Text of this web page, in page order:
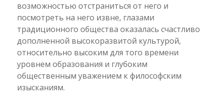
возможностью отстраниться от него и
посмотреть на него извне, глазами
традиционного общества оказалась счастливо
дополненной высокоразвитой культурой,
относительно высоким для того времени
уровнем образования и глубоким
общественным уважением к философским
изысканиям.